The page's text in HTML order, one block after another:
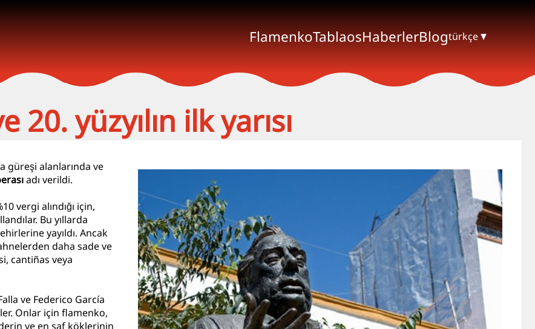
FlamenkoTablaosHaberlerBlogtürkçe
20. yüzyılın ilk yarısı
güreşi alanlarında ve
adı verildi.
vergi alındığı için,
Bu yıllarda
yayıldı. Ancak
daha sade ve
cantiñas veya
ve Federico García
Onlar için flamenko,
ve en saf köklerinin